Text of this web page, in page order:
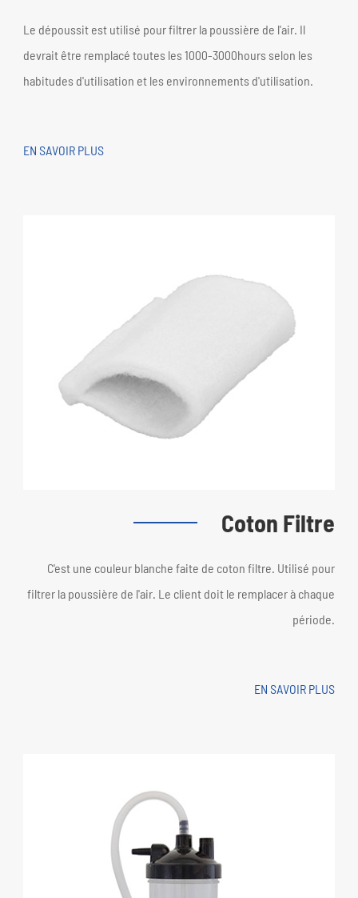
Le dépoussit est utilisé pour filtrer la poussière de l'air. Il
devrait être remplacé toutes les 1000-3000hours selon les
habitudes d'utilisation et les environnements d'utilisation.
EN SAVOIR PLUS
Coton Filtre
C'est une couleur blanche faite de coton filtre. Utilisé pour
filtrer la poussière de l'air. Le client doit le remplacer à chaque
période.
EN SAVOIR PLUS